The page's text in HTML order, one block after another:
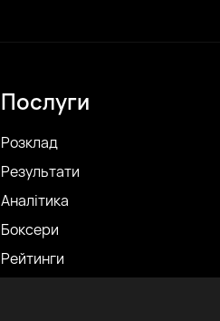
Послуги
Розклад
Результати
Аналітика
Боксери
Рейтинги